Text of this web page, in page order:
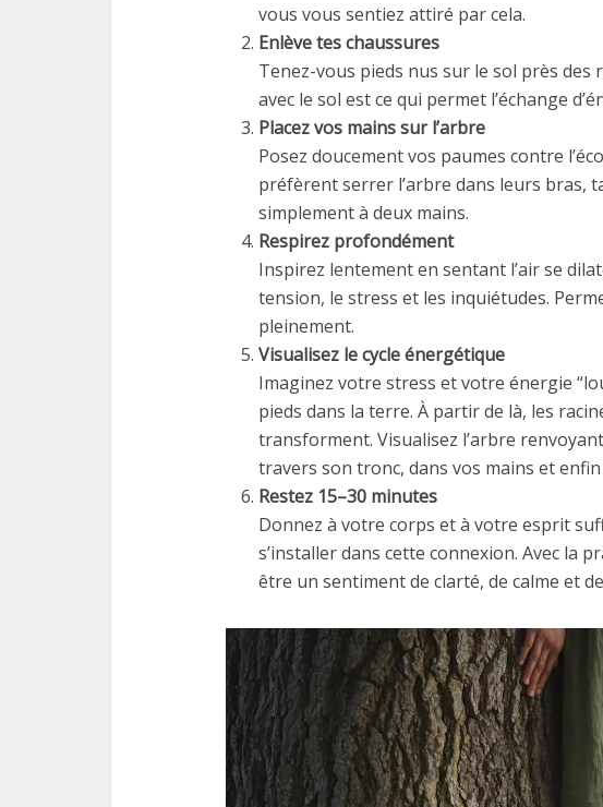
vous vous sentiez attiré par cela.
Enlève tes chaussures
Tenez-vous pieds nus sur le sol près des
avec le sol est ce qui permet l’échange
Placez vos mains sur l’arbre
Posez doucement vos paumes contre
préfèrent serrer l’arbre dans leurs bras,
simplement à deux mains.
Respirez profondément
Inspirez lentement en sentant l’air se
tension, le stress et les inquiétudes.
pleinement.
Visualisez le cycle énergétique
Imaginez votre stress et votre énergie
pieds dans la terre. À partir de là, les
transforment. Visualisez l’arbre
travers son tronc, dans vos mains et
Restez 15–30 minutes
Donnez à votre corps et à votre esprit
s’installer dans cette connexion. Avec la
être un sentiment de clarté, de calme et